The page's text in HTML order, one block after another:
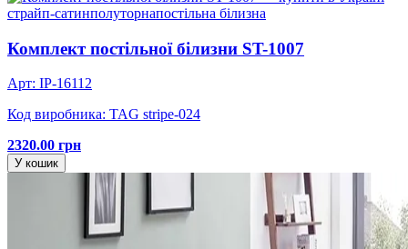
страйп-сатинполуторнапостільна білизна
Комплект постільної білизни ST-1007
Арт: IP-16112
Код виробника: TAG stripe-024
2320.00 грн
У кошик